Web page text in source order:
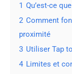
1 Qu’est-ce
2 Comment
proximité
3 Utiliser Tap
4 Limites et